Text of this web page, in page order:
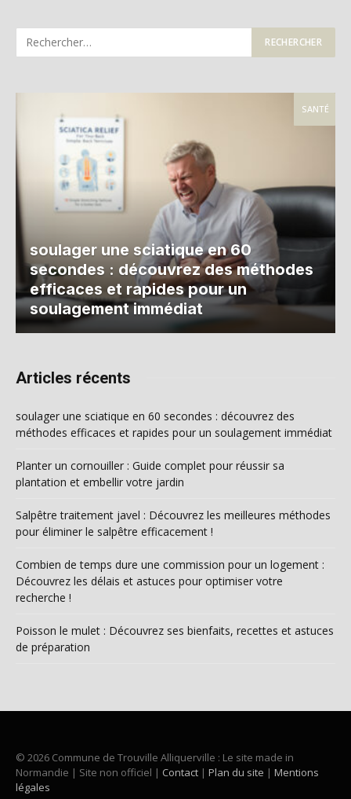
SANTÉ
soulager une sciatique en 60
secondes : découvrez des méthodes
efficaces et rapides pour un
soulagement immédiat
Articles récents
soulager une sciatique en 60 secondes : découvrez des
méthodes efficaces et rapides pour un soulagement immédiat
Planter un cornouiller : Guide complet pour réussir sa
plantation et embellir votre jardin
Salpêtre traitement javel : Découvrez les meilleures méthodes
pour éliminer le salpêtre efficacement !
Combien de temps dure une commission pour un logement :
Découvrez les délais et astuces pour optimiser votre
recherche !
Poisson le mulet : Découvrez ses bienfaits, recettes et astuces
de préparation
© 2026 Commune de Trouville Alliquerville : Le site made in
Normandie | Site non officiel | Contact | Plan du site | Mentions
légales